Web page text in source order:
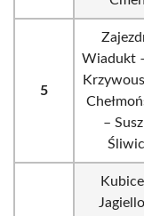
5
Wiadukt
–